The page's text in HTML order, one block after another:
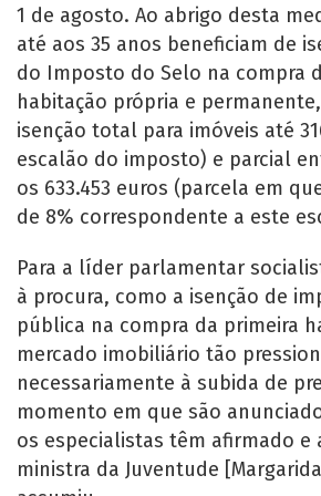
1 de agosto. Ao abrigo desta
até aos 35 anos beneficiam de
do Imposto do Selo na compra
habitação própria e
isenção total para imóveis até
escalão do imposto) e parcial
os 633.453 euros (parcela em
de 8% correspondente a este
Para a líder parlamentar
à procura, como a isenção de
pública na compra da primeira
mercado imobiliário tão
necessariamente à subida de
momento em que são
os especialistas têm afirmado e
ministra da Juventude